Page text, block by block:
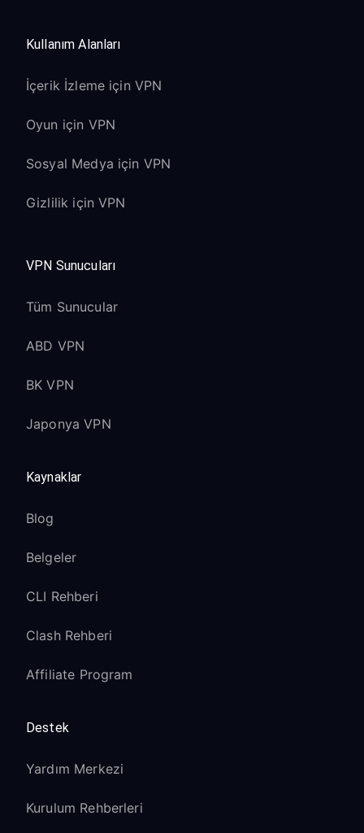
Kullanım Alanları
İçerik İzleme için VPN
Oyun için VPN
Sosyal Medya için VPN
Gizlilik için VPN
VPN Sunucuları
Tüm Sunucular
ABD VPN
BK VPN
Japonya VPN
Kaynaklar
Blog
Belgeler
CLI Rehberi
Clash Rehberi
Affiliate Program
Destek
Yardım Merkezi
Kurulum Rehberleri